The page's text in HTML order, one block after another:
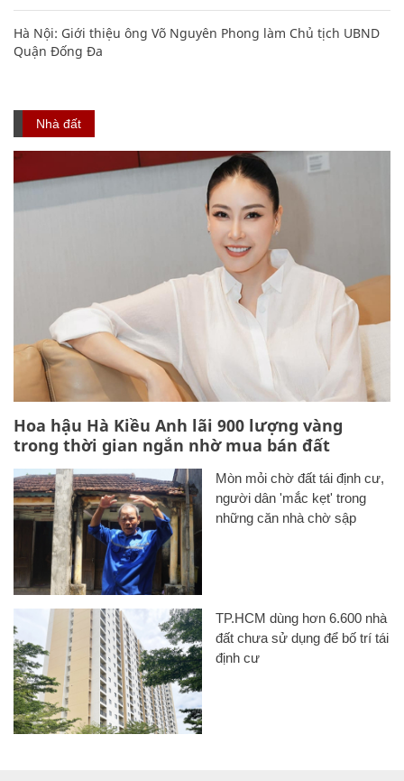
Hà Nội: Giới thiệu ông Võ Nguyên Phong làm Chủ tịch UBND
Quận Đống Đa
Nhà đất
Hoa hậu Hà Kiều Anh lãi 900 lượng vàng
trong thời gian ngắn nhờ mua bán đất
Mòn mỏi chờ đất tái định cư,
người dân 'mắc kẹt' trong
những căn nhà chờ sập
TP.HCM dùng hơn 6.600 nhà
đất chưa sử dụng để bố trí tái
định cư